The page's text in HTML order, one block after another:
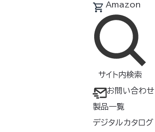
Amazon
サイト内検索
お問い合わせ
製品一覧
デジタルカタログ
年5月25日 土曜日/NHK WORLD『Ja